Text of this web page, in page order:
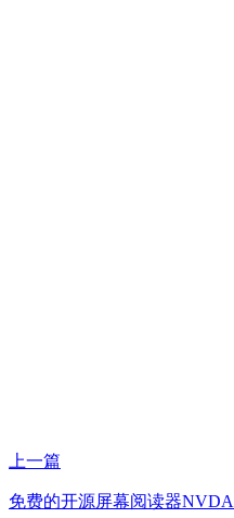
上一篇
免费的开源屏幕阅读器NVDA